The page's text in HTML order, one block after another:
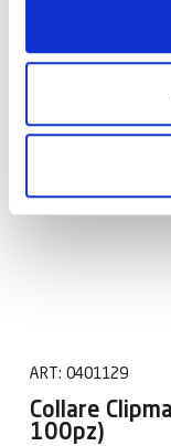
ART: 0401129
Collare
100pz)